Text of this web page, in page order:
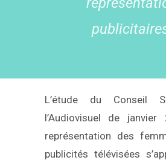
L’étude du Conseil
l’Audiovisuel de
représentation des
publicités télévisées